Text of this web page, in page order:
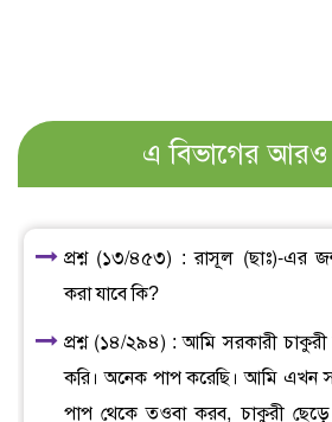
এ বিভাগের আরও
প্রশ্ন (১৩/৪৫৩) : রাসূল (ছাঃ)-এর
করা যাবে কি?
প্রশ্ন (১৪/২৯৪) : আমি সরকারী চাকুরী
করি। অনেক পাপ করেছি। আমি এখন
পাপ থেকে তওবা করব, চাকুরী ছেড়ে